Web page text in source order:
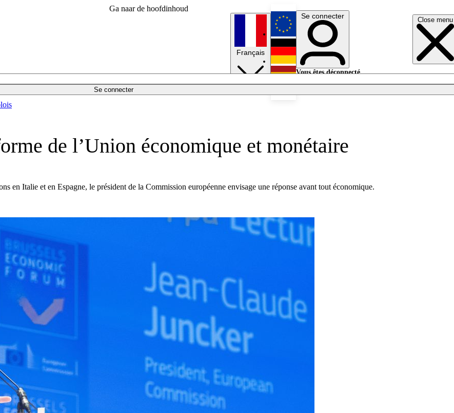
Ga naar de hoofdinhoud
Close menu
Se connecter
Français
English
Deutsch
Se connecter
Vous êtes déconnecté.
de l’Union économique et monétaire
en Italie et en Espagne, le président de la Commission européenne envisage une réponse avant tout économique.